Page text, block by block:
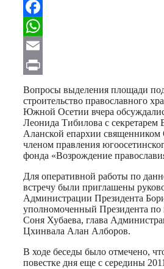
Telegram
Facebook
WhatsApp
Email
Print
Вопросы выделения площади
строительство православного
Южной Осетии вчера
Леонида Тибилова с секретарем
Аланской епархии священником
членом правления
фонда «Возрождение
Для оперативной работы по
встречу были приглашены
Администрации Президента
уполномоченный Президента по
Соня Хубаева, глава
Цхинвала Алан Алборов.
В ходе беседы было отмечено,
повестке дня еще с середины